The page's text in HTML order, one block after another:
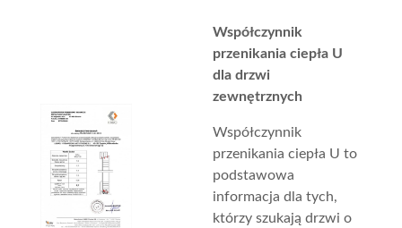
Współczynnik
przenikania ciepła U
dla drzwi
zewnętrznych
Współczynnik
przenikania ciepła U to
podstawowa
informacja dla tych,
którzy szukają drzwi o